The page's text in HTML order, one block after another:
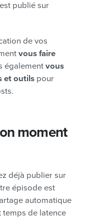
publié sur
de vos
vous faire
également vous
et outils pour
moment
déjà publier sur
épisode est
automatique
de latence